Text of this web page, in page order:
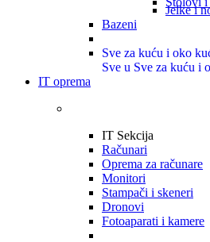
Jelke i
Bazeni
Sve za kuću i oko
Sve u Sve za kuću i
IT oprema
IT Sekcija
Računari
Oprema za računare
Monitori
Stampači i skeneri
Dronovi
Fotoaparati i kamere